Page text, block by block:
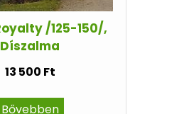
/125-150/,
Díszalma
13 500 Ft
Bővebben